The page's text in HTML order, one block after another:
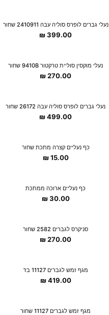
New Collection
נעלי גברים לופרס סוליה עבה 2410911 שחור
399.00
₪
New Collection
נעלי מוקסין סוליית טרקטור 9410B שחור
270.00
₪
New Collection
נעלי גברים לופרס סוליה עבה 26172 שחור
499.00
₪
New Collection
כף נעליים קצרה מתכת שחור
15.00
₪
New Collection
כף נעליים ארוכה ממתכת
30.00
₪
סניקרס לגברים 2582 שחור
270.00
₪
מגף זמש לגברים 11127 בז'
419.00
₪
מגף זמש לגברים 11127 שחור